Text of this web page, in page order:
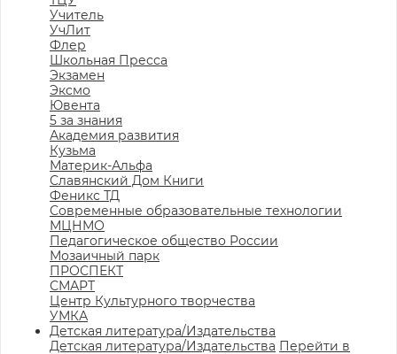
Учитель
УчЛит
Флер
Школьная Пресса
Экзамен
Эксмо
Ювента
5 за знания
Академия развития
Кузьма
Материк-Альфа
Славянский Дом Книги
Феникс ТД
Современные образовательные технологии
МЦНМО
Педагогическое общество России
Мозаичный парк
ПРОСПЕКТ
СМАРТ
Центр Культурного творчества
УМКА
Детская литература/Издательства
Детская литература/Издательства Перейти в